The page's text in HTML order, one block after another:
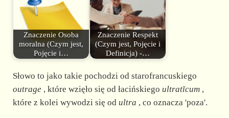
Znaczenie Osoba
moralna (Czym jest,
Pojęcie i…
Znaczenie Respekt
(Czym jest, Pojęcie i
Definicja) -…
Słowo to jako takie pochodzi od starofrancuskiego
outrage , które wzięło się od łacińskiego ultratĭcum,
które z kolei wywodzi się od ultra , co oznacza 'poza'.